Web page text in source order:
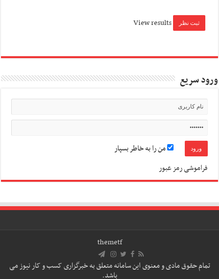
View results
ورود سریع
من را به خاطر بسپار
فراموشی رمز عبور
themetf
تمام حقوق مادی و معنوی این سامانه متعلق به خبرگزاری کسب و کار نیوز می
باشد.